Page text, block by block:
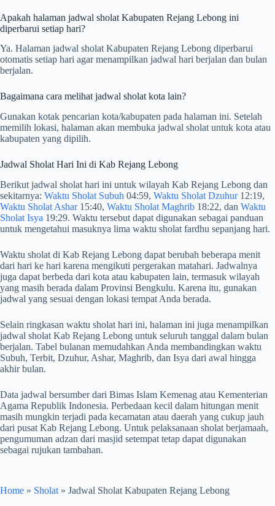
Apakah halaman jadwal sholat Kabupaten Rejang Lebong ini
diperbarui setiap hari?
Ya. Halaman jadwal sholat Kabupaten Rejang Lebong diperbarui
otomatis setiap hari agar menampilkan jadwal hari berjalan dan bulan
berjalan.
Bagaimana cara melihat jadwal sholat kota lain?
Gunakan kotak pencarian kota/kabupaten pada halaman ini. Setelah
memilih lokasi, halaman akan membuka jadwal sholat untuk kota atau
kabupaten yang dipilih.
Jadwal Sholat Hari Ini di Kab Rejang Lebong
Berikut jadwal sholat hari ini untuk wilayah Kab Rejang Lebong dan
sekitarnya: Waktu Sholat Subuh 04:59, Waktu Sholat Dzuhur12:19,
Waktu Sholat Ashar15:40, Waktu Sholat Maghrib 18:22, dan Waktu
Sholat Isya 19:29. Waktu tersebut dapat digunakan sebagai panduan
untuk mengetahui masuknya lima waktu sholat fardhu sepanjang hari.
Waktu sholat di Kab Rejang Lebong dapat berubah beberapa menit
dari hari ke hari karena mengikuti pergerakan matahari. Jadwalnya
juga dapat berbeda dari kota atau kabupaten lain, termasuk wilayah
yang masih berada dalam Provinsi Bengkulu. Karena itu, gunakan
jadwal yang sesuai dengan lokasi tempat Anda berada.
Selain ringkasan waktu sholat hari ini, halaman ini juga menampilkan
jadwal sholat Kab Rejang Lebong untuk seluruh tanggal dalam bulan
berjalan. Tabel bulanan memudahkan Anda membandingkan waktu
Subuh, Terbit, Dzuhur, Ashar, Maghrib, dan Isya dari awal hingga
akhir bulan.
Data jadwal bersumber dari Bimas Islam Kemenag atau Kementerian
Agama Republik Indonesia. Perbedaan kecil dalam hitungan menit
masih mungkin terjadi pada kecamatan atau daerah yang cukup jauh
dari pusat Kab Rejang Lebong. Untuk pelaksanaan sholat berjamaah,
pengumuman adzan dari masjid setempat tetap dapat digunakan
sebagai rujukan tambahan.
Home » Sholat » Jadwal Sholat Kabupaten Rejang Lebong